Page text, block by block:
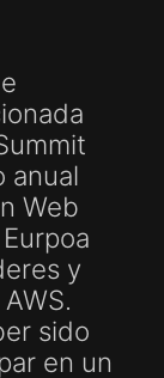
anual
Web
y
sido
en un